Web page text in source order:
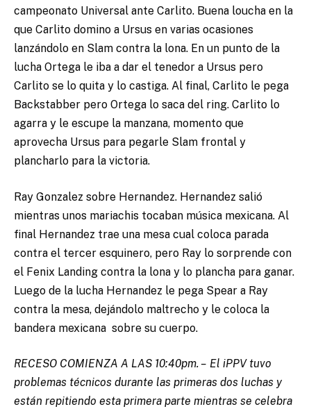
campeonato Universal ante Carlito. Buena loucha en la
que Carlito domino a Ursus en varias ocasiones
lanzándolo en Slam contra la lona. En un punto de la
lucha Ortega le iba a dar el tenedor a Ursus pero
Carlito se lo quita y lo castiga. Al final, Carlito le pega
Backstabber pero Ortega lo saca del ring. Carlito lo
agarra y le escupe la manzana, momento que
aprovecha Ursus para pegarle Slam frontal y
plancharlo para la victoria.
Ray Gonzalez sobre Hernandez. Hernandez salió
mientras unos mariachis tocaban música mexicana. Al
final Hernandez trae una mesa cual coloca parada
contra el tercer esquinero, pero Ray lo sorprende con
el Fenix Landing contra la lona y lo plancha para ganar.
Luego de la lucha Hernandez le pega Spear a Ray
contra la mesa, dejándolo maltrecho y le coloca la
bandera mexicana sobre su cuerpo.
RECESO COMIENZA A LAS 10:40pm. – El iPPV tuvo
problemas técnicos durante las primeras dos luchas y
están repitiendo esta primera parte mientras se celebra